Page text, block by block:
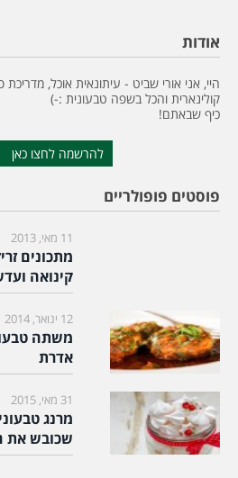
אודות
היי, אני אורי שביט - עיתונאית אוכל,
קולינארית והכל בשפה טבעונית :-)
כיף שבאתם!
להרשמה לחצו כאן
פוסטים פופולריים
11 מאי, 2013
מתכונים
קינואה
12 ינואר, 2014
משתה
אדרת
31 מאי, 2015
מרנג
שכובש את